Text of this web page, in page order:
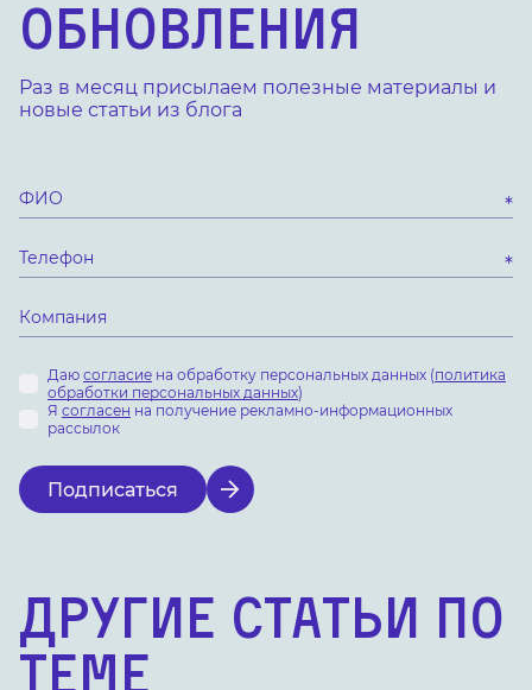
обновления
Раз в месяц присылаем полезные материалы и
новые статьи из блога
Даю согласие на обработку персональных данных (политика
обработки персональных данных)
Я согласен на получение рекламно-информационных
рассылок
Подписаться
Другие статьи по
теме